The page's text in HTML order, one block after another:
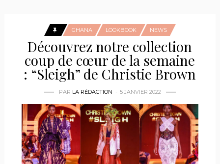
GHANA LOOKBOOK NEWS
Découvrez notre collection
coup de cœur de la semaine
: “Sleigh” de Christie Brown
PAR LA RÉDACTION 5 JANVIER 2022